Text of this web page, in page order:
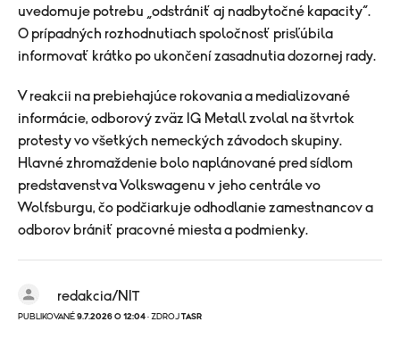
uvedomuje potrebu „odstrániť aj nadbytočné kapacity“.
O prípadných rozhodnutiach spoločnosť prisľúbila
informovať krátko po ukončení zasadnutia dozornej rady.
V reakcii na prebiehajúce rokovania a medializované
informácie, odborový zväz IG Metall zvolal na štvrtok
protesty vo všetkých nemeckých závodoch skupiny.
Hlavné zhromaždenie bolo naplánované pred sídlom
predstavenstva Volkswagenu v jeho centrále vo
Wolfsburgu, čo podčiarkuje odhodlanie zamestnancov a
odborov brániť pracovné miesta a podmienky.
redakcia/NIT
PUBLIKOVANÉ 9.7.2026 O 12:04 · ZDROJ TASR